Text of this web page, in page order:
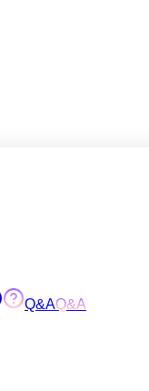
Q&AQ&A